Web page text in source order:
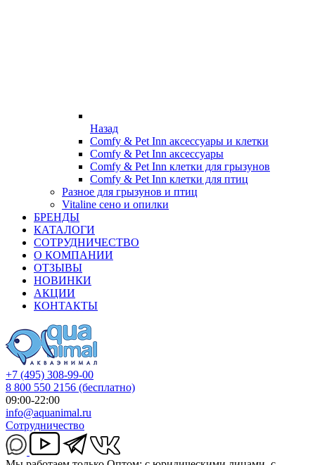
Назад
Comfy & Pet Inn аксессуары и клетки
Comfy & Pet Inn аксессуары
Comfy & Pet Inn клетки для грызунов
Comfy & Pet Inn клетки для птиц
Разное для грызунов и птиц
Vitaline сено и опилки
БРЕНДЫ
КАТАЛОГИ
СОТРУДНИЧЕСТВО
О КОМПАНИИ
ОТЗЫВЫ
НОВИНКИ
АКЦИИ
КОНТАКТЫ
+7 (495) 308-99-00
8 800 550 2156 (бесплатно)
09:00-22:00
info@aquanimal.ru
Сотрудничество